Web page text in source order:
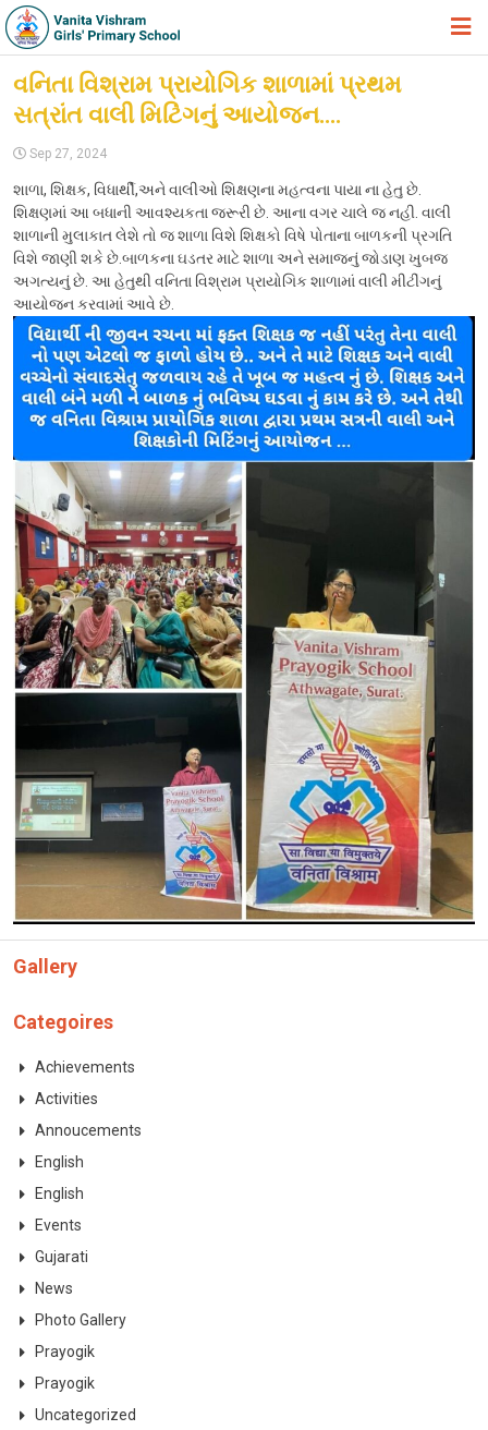
HOME
ABOUT TRUST
ACADEMIC
STUDENT ZONE
NEWS & EVENTS
GALLERY
ADMISSION FORM
JOIN US
360º VIRTUAL TOUR
CONTACT
વનિતા વિશ્રામ પ્રાયોગિક શાળામાં પ્રથમ
સત્રાંત વાલી મિટિંગનું આયોજન….
Sep 27, 2024
શાળા, શિક્ષક, વિધાર્થી,અને વાલીઓ શિક્ષણના મહત્વના પાયા ના હેતુ છે.
શિક્ષણમાં આ બધાની આવશ્યકતા જરૂરી છે. આના વગર ચાલે જ નહી. વાલી
શાળાની મુલાકાત લેશે તો જ શાળા વિશે શિક્ષકો વિષે પોતાના બાળકની પ્રગતિ
વિશે જાણી શકે છે.બાળકના ઘડતર માટે શાળા અને સમાજનું જોડાણ ખુબજ
અગત્યનું છે. આ હેતુથી વનિતા વિશ્રામ પ્રાયોગિક શાળામાં વાલી મીટીંગનું
આયોજન કરવામાં આવે છે.
Gallery
Categoires
Achievements
Activities
Annoucements
English
English
Events
Gujarati
News
Photo Gallery
Prayogik
Prayogik
Uncategorized